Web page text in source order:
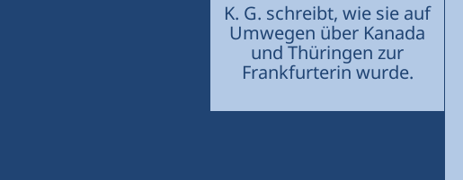
K. G. schreibt, wie sie auf
Umwegen über Kanada
und Thüringen zur
Frankfurterin wurde.